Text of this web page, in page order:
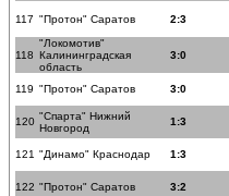
117 "Протон" Саратов 2:3
118
"Локомотив"
Калининградская
область
3:0
119 "Протон" Саратов 3:0
120 "Спарта" Нижний
Новгород
1:3
121 "Динамо" Краснодар 1:3
122 "Протон" Саратов 3:2